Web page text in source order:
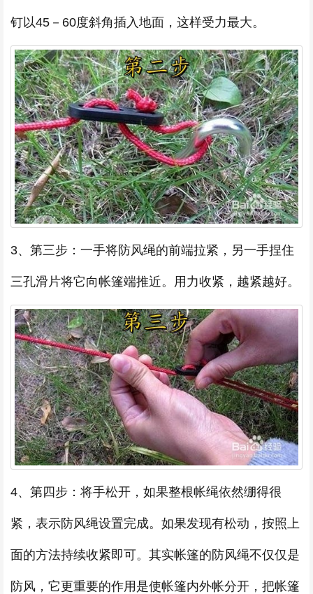
钉以45－60度斜角插入地面，这样受力最大。
3、第三步：一手将防风绳的前端拉紧，另一手捏住
三孔滑片将它向帐篷端推近。用力收紧，越紧越好。
4、第四步：将手松开，如果整根帐绳依然绷得很
紧，表示防风绳设置完成。如果发现有松动，按照上
面的方法持续收紧即可。其实帐篷的防风绳不仅仅是
防风，它更重要的作用是使帐篷内外帐分开，把帐篷